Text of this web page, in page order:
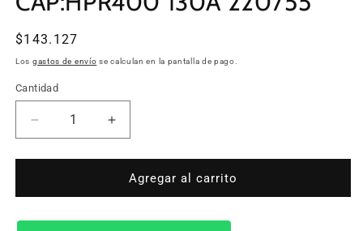
Precio
habitual
$143.127
Los gastos de envío se calculan en la pantalla de pago.
Cantidad
Cantidad
Reducir
cantidad
para
130A
Aumentar
cantidad
para
CAP:HPR400
130A
Agregar al carrito